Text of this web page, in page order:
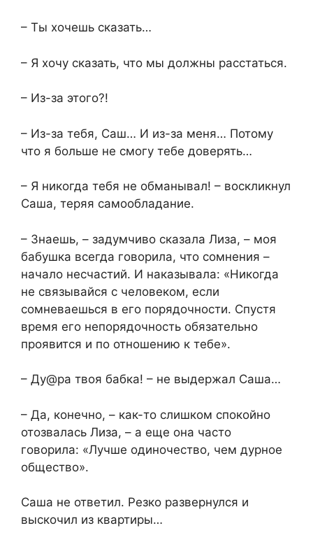
– Ты хочешь сказать…
– Я хочу сказать, что мы должны расстаться.
– Из-за этого?!
– Из-за тебя, Саш… И из-за меня… Потому
что я больше не смогу тебе доверять…
– Я никогда тебя не обманывал! – воскликнул
Саша, теряя самообладание.
– Знаешь, – задумчиво сказала Лиза, – моя
бабушка всегда говорила, что сомнения –
начало несчастий. И наказывала: «Никогда
не связывайся с человеком, если
сомневаешься в его порядочности. Спустя
время его непорядочность обязательно
проявится и по отношению к тебе».
– Ду@ра твоя бабка! – не выдержал Саша…
– Да, конечно, – как-то слишком спокойно
отозвалась Лиза, – а еще она часто
говорила: «Лучше одиночество, чем дурное
общество».
Саша не ответил. Резко развернулся и
выскочил из квартиры…